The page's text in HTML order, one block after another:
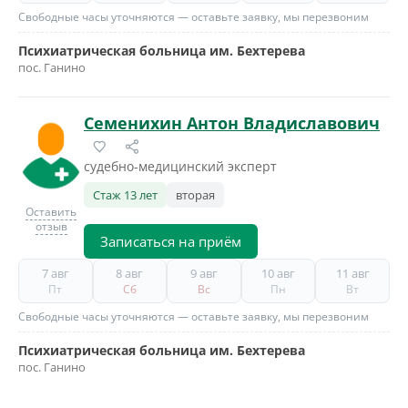
Свободные часы уточняются — оставьте заявку, мы перезвоним
Психиатрическая больница им. Бехтерева
пос. Ганино
Оставить
отзыв
Семенихин Антон Владиславович
судебно-медицинский эксперт
Стаж 13 лет вторая
Записаться на приём
7 авг
Пт
8 авг
Сб
9 авг
Вс
10 авг
Пн
11 авг
Вт
Свободные часы уточняются — оставьте заявку, мы перезвоним
Психиатрическая больница им. Бехтерева
пос. Ганино